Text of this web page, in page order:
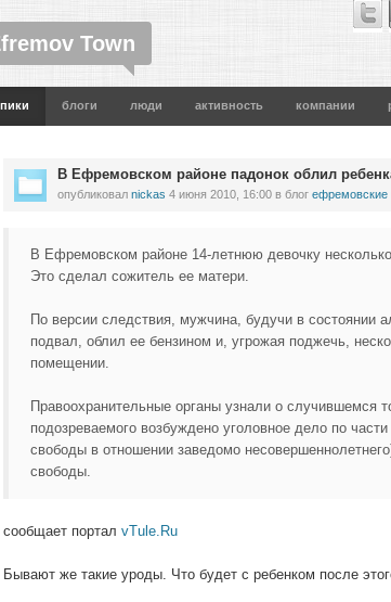
Town
блоги люди активность компании
В Ефремовском районе падонок облил
опубликовал nickas 4 июня 2010, 16:00 в блог ефремовские
В Ефремовском районе 14-летнюю девочку
Это сделал сожитель ее матери.
По версии следствия, мужчина, будучи в состоянии
подвал, облил ее бензином и, угрожая поджечь,
помещении.
Правоохранительные органы узнали о случившемся
подозреваемого возбуждено уголовное дело по
свободы в отношении заведомо
свободы.
сообщает портал vTule.Ru
Бывают же такие уроды. Что будет с ребенком после